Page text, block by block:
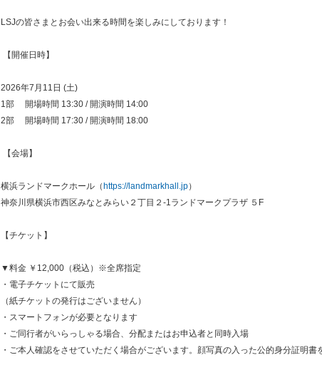
LSJの皆さまとお会い出来る時間を楽しみにしております！
【開催日時】
2026年7月11日 (土)
1部 開場時間 13:30 / 開演時間 14:00
2部 開場時間 17:30 / 開演時間 18:00
【会場】
横浜ランドマークホール（ https://landmarkhall.jp）
神奈川県横浜市西区みなとみらい２丁目２-1ランドマークプラザ ５F
【チケット】
▼料金 ￥12,000（税込）※全席指定
・電子チケットにて販売
（紙チケットの発行はございません）
・スマートフォンが必要となります
・ご同行者がいらっしゃる場合、分配またはお申込者と同時入場
・ご本人確認をさせていただく場合がございます。顔写真の入った公的身分証明書